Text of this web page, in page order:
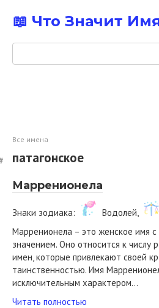
контенту
📖 Что Значит
Поиск:
Все имена
патагонское
Марренионела
Знаки зодиака: Водолей,
Марренионела – это женское имя с
значением. Оно относится к числу
имен, которые привлекают своей
таинственностью. Имя
исключительным характером…
Читать полностью